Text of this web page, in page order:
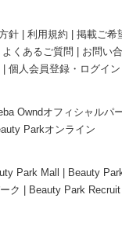
針 利用規約
掲載ご希
よくあるご質問
お問い
個人会員登録・ログイン
Owndオフィシャルパ
Parkオンライン
Park Mall
Beauty
ク
Beauty Park Recruit